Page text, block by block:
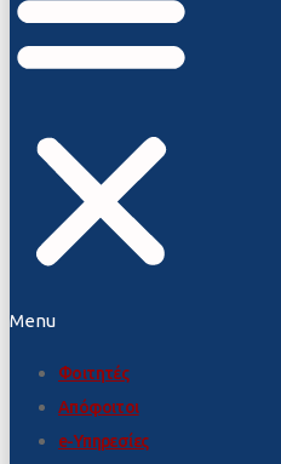
Menu
Φοιτητές
Απόφοιτοι
e-Υπηρεσίες